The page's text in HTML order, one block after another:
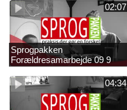
02:07
Sprogpakken
Forældresamarbejde 09 9
04:34